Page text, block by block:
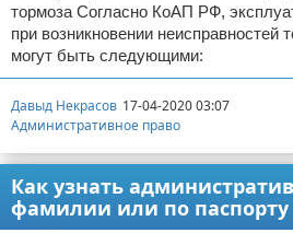
тормоза Согласно КоАП РФ,
при возникновении
могут быть следующими:
Давыд Некрасов 17-04-2020 03:07
Административное право
Как узнать
фамилии или по паспорту